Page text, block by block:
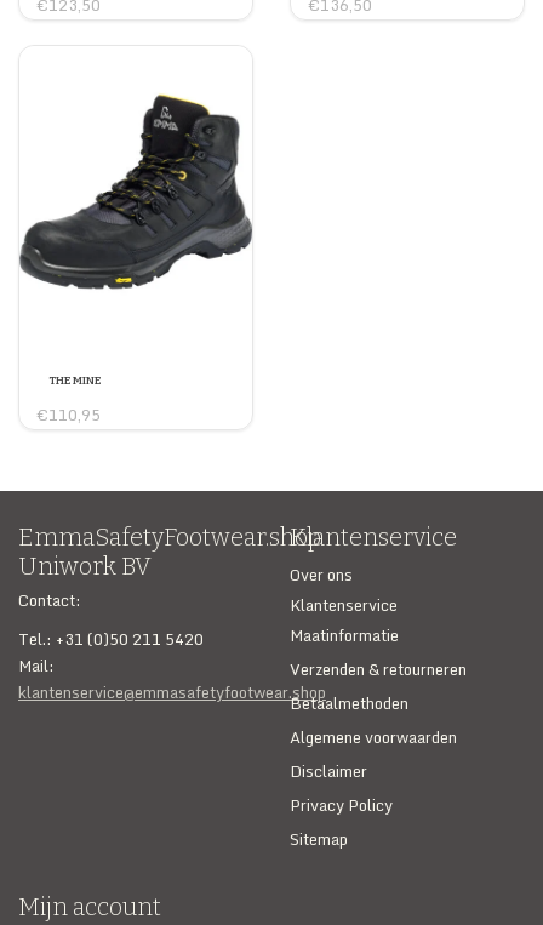
THE MINE
€110,95
EmmaSafetyFootwear.shop
Uniwork BV
Contact:
Tel.: +31 (0)50 211 5420
Mail:
klantenservice@emmasafetyfootwear.shop
Klantenservice
Over ons
Klantenservice
Maatinformatie
Verzenden & retourneren
Betaalmethoden
Algemene voorwaarden
Disclaimer
Privacy Policy
Sitemap
Mijn account